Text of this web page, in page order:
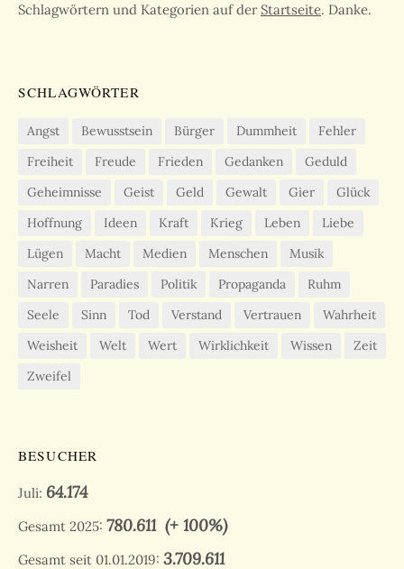
Schlagwörtern und Kategorien auf der Startseite. Danke.
SCHLAGWÖRTER
Angst Bewusstsein Bürger Dummheit
Fehler
Freiheit
Freude Frieden Gedanken
Geduld
Geheimnisse
Geist Geld Gewalt Gier
Glück
Hoffnung
Ideen Kraft Krieg Leben
Liebe
Lügen
Macht Medien Menschen
Musik
Narren
Paradies Politik Propaganda
Ruhm
Seele
Sinn Tod Verstand Vertrauen
Wahrheit
Weisheit
Welt Wert Wirklichkeit Wissen
Zeit
Zweifel
BESUCHER
Juli: 64.174
Gesamt 2025: 780.611(+ 100%)
Gesamt seit 01.01.2019: 3.709.611